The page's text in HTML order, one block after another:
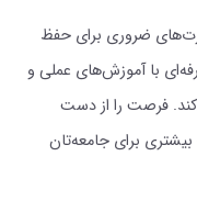
ضروری برای حفظ
با آموزش‌های عملی و
فرصت را از دست
برای جامعه‌تان